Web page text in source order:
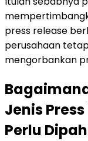
press release
perusahaan
mengorbankan
Jenis
Perlu